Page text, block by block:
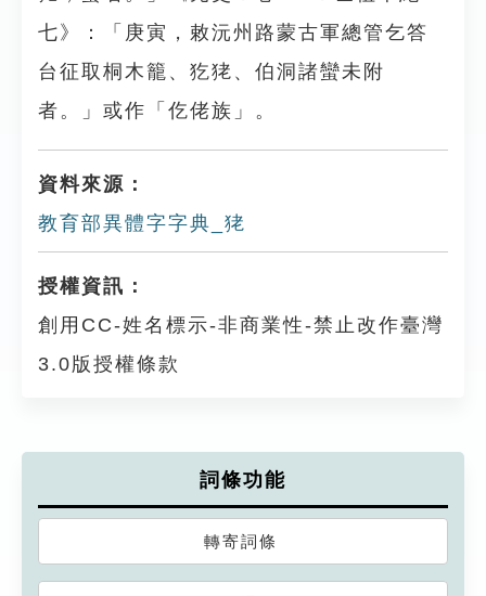
七》：「庚寅，敕沅州路蒙古軍總管乞答
台征取桐木籠、犵狫、伯洞諸蠻未附
者。」或作「仡佬族」。
資料來源：
教育部異體字字典_狫
授權資訊：
創用CC-姓名標示-非商業性-禁止改作臺灣
3.0版授權條款
詞條功能
轉寄詞條